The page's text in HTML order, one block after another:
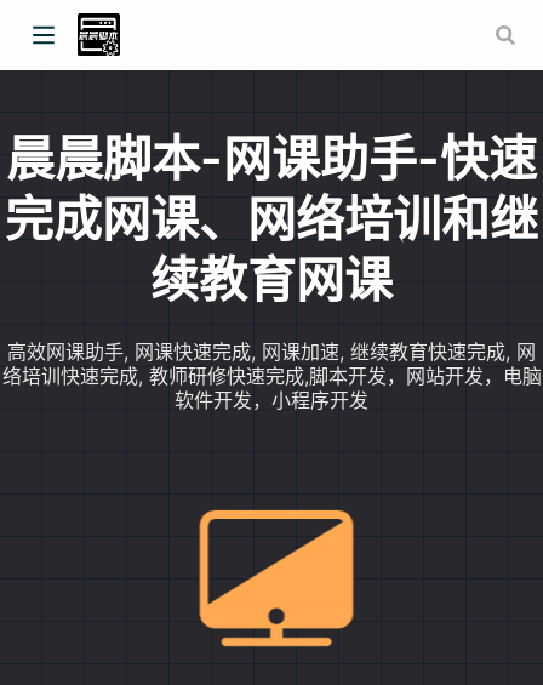
晨晨脚本-网课助手-快速
完成网课、网络培训和继
续教育网课
高效网课助手, 网课快速完成, 网课加速, 继续教育快速完成, 网
络培训快速完成, 教师研修快速完成,脚本开发，网站开发，电脑
软件开发，小程序开发